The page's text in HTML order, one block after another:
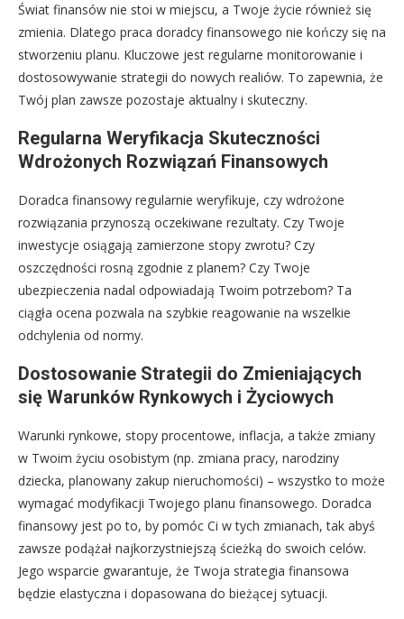
Świat finansów nie stoi w miejscu, a Twoje życie również się
zmienia. Dlatego praca doradcy finansowego nie kończy się na
stworzeniu planu. Kluczowe jest regularne monitorowanie i
dostosowywanie strategii do nowych realiów. To zapewnia, że
Twój plan zawsze pozostaje aktualny i skuteczny.
Regularna Weryfikacja Skuteczności
Wdrożonych Rozwiązań Finansowych
Doradca finansowy regularnie weryfikuje, czy wdrożone
rozwiązania przynoszą oczekiwane rezultaty. Czy Twoje
inwestycje osiągają zamierzone stopy zwrotu? Czy
oszczędności rosną zgodnie z planem? Czy Twoje
ubezpieczenia nadal odpowiadają Twoim potrzebom? Ta
ciągła ocena pozwala na szybkie reagowanie na wszelkie
odchylenia od normy.
Dostosowanie Strategii do Zmieniających
się Warunków Rynkowych i Życiowych
Warunki rynkowe, stopy procentowe, inflacja, a także zmiany
w Twoim życiu osobistym (np. zmiana pracy, narodziny
dziecka, planowany zakup nieruchomości) – wszystko to może
wymagać modyfikacji Twojego planu finansowego. Doradca
finansowy jest po to, by pomóc Ci w tych zmianach, tak abyś
zawsze podążał najkorzystniejszą ścieżką do swoich celów.
Jego wsparcie gwarantuje, że Twoja strategia finansowa
będzie elastyczna i dopasowana do bieżącej sytuacji.